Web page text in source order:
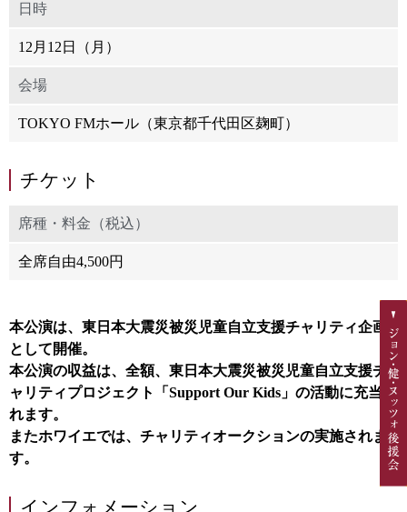
日時
12月12日（月）
会場
TOKYO FMホール（東京都千代田区麹町）
チケット
席種・料金（税込）
全席自由4,500円
本公演は、東日本大震災被災児童自立支援チャリティ企画
として開催。
本公演の収益は、全額、東日本大震災被災児童自立支援チ
ャリティプロジェクト「Support Our Kids」の活動に充当さ
れます。
またホワイエでは、チャリティオークションの実施されま
す。
インフォメーション